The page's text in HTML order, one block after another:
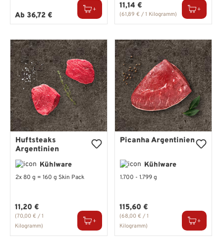
Regulärer Preis:
Ab 36,72 €
Regulärer Preis:
11,14 €
(61,89 € / 1 Kilogramm)
Huftsteaks
Argentinien
Kühlware
2x 80 g = 160 g Skin Pack
Regulärer Preis:
11,20 €
(70,00 € / 1
Kilogramm)
Picanha Argentinien
Kühlware
1.700 - 1.799 g
Regulärer Preis:
115,60 €
(68,00 € / 1
Kilogramm)